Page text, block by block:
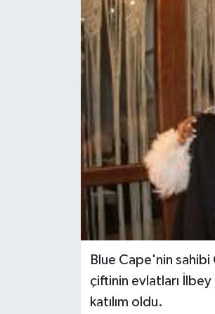
Blue Cape'nin sahibi
çiftinin evlatları İlbey
katılım oldu.